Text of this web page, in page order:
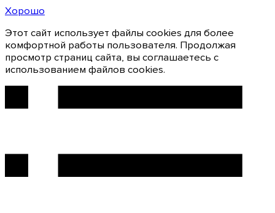
Хорошо
Этот сайт использует файлы cookies для более
комфортной работы пользователя. Продолжая
просмотр страниц сайта, вы соглашаетесь с
использованием файлов cookies.